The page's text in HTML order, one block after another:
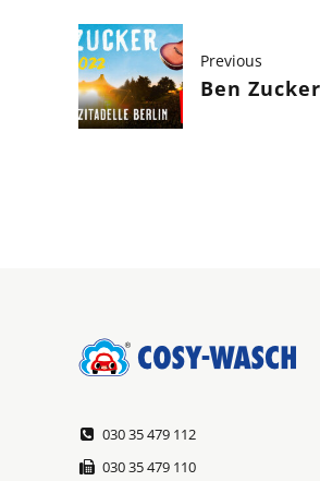
Previous
Ben
030 35 479 112
030 35 479 110